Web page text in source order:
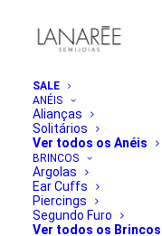
SALE
ANÉIS
Alianças
Solitários
Ver todos os Anéis
BRINCOS
Argolas
Ear Cuffs
Piercings
Segundo Furo
Ver todos os Brincos